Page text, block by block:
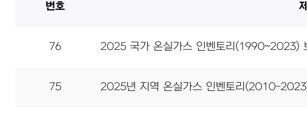
번호
76 2025 국가 온실가스 인벤토리(1990~2023)
75 2025년 지역 온실가스 인벤토리(2010-